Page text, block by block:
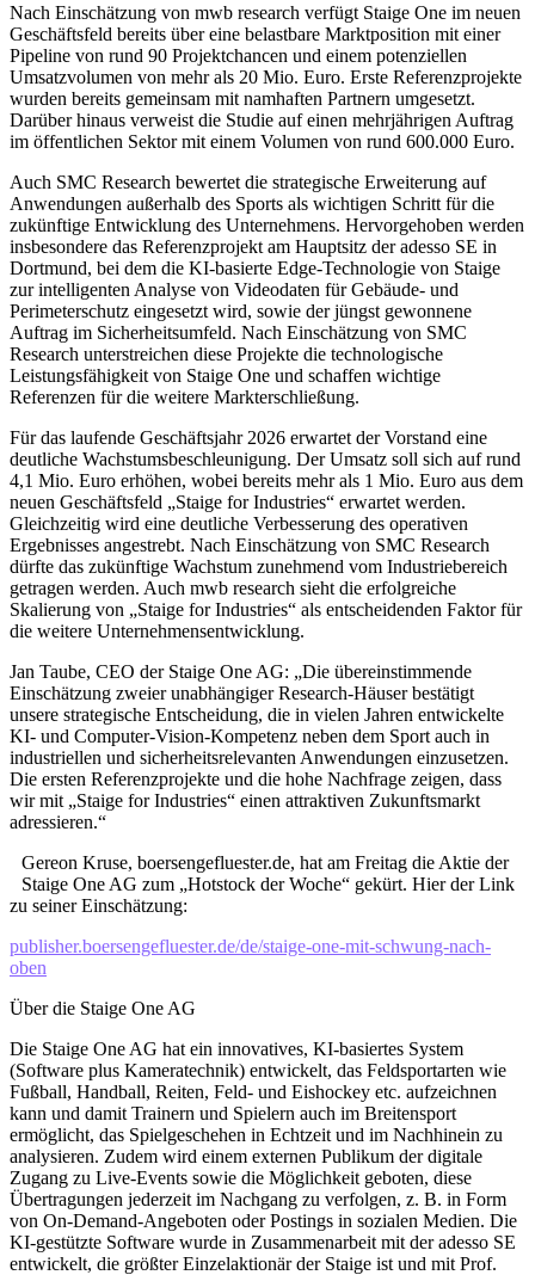
Nach Einschätzung von mwb research verfügt Staige One im neuen
Geschäftsfeld bereits über eine belastbare Marktposition mit einer
Pipeline von rund 90 Projektchancen und einem potenziellen
Umsatzvolumen von mehr als 20 Mio. Euro. Erste Referenzprojekte
wurden bereits gemeinsam mit namhaften Partnern umgesetzt.
Darüber hinaus verweist die Studie auf einen mehrjährigen Auftrag
im öffentlichen Sektor mit einem Volumen von rund 600.000 Euro.
Auch SMC Research bewertet die strategische Erweiterung auf
Anwendungen außerhalb des Sports als wichtigen Schritt für die
zukünftige Entwicklung des Unternehmens. Hervorgehoben werden
insbesondere das Referenzprojekt am Hauptsitz der adesso SE in
Dortmund, bei dem die KI-basierte Edge-Technologie von Staige
zur intelligenten Analyse von Videodaten für Gebäude- und
Perimeterschutz eingesetzt wird, sowie der jüngst gewonnene
Auftrag im Sicherheitsumfeld. Nach Einschätzung von SMC
Research unterstreichen diese Projekte die technologische
Leistungsfähigkeit von Staige One und schaffen wichtige
Referenzen für die weitere Markterschließung.
Für das laufende Geschäftsjahr 2026 erwartet der Vorstand eine
deutliche Wachstumsbeschleunigung. Der Umsatz soll sich auf rund
4,1 Mio. Euro erhöhen, wobei bereits mehr als 1 Mio. Euro aus dem
neuen Geschäftsfeld „Staige for Industries“ erwartet werden.
Gleichzeitig wird eine deutliche Verbesserung des operativen
Ergebnisses angestrebt. Nach Einschätzung von SMC Research
dürfte das zukünftige Wachstum zunehmend vom Industriebereich
getragen werden. Auch mwb research sieht die erfolgreiche
Skalierung von „Staige for Industries“ als entscheidenden Faktor für
die weitere Unternehmensentwicklung.
Jan Taube, CEO der Staige One AG: „Die übereinstimmende
Einschätzung zweier unabhängiger Research-Häuser bestätigt
unsere strategische Entscheidung, die in vielen Jahren entwickelte
KI- und Computer-Vision-Kompetenz neben dem Sport auch in
industriellen und sicherheitsrelevanten Anwendungen einzusetzen.
Die ersten Referenzprojekte und die hohe Nachfrage zeigen, dass
wir mit „Staige for Industries“ einen attraktiven Zukunftsmarkt
adressieren.“
Gereon Kruse, boersengefluester.de, hat am Freitag die Aktie der
Staige One AG zum „Hotstock der Woche“ gekürt. Hier der Link
zu seiner Einschätzung:
publisher.boersengefluester.de/de/staige-one-mit-schwung-nach-
oben
Über die Staige One AG
Die Staige One AG hat ein innovatives, KI-basiertes System
(Software plus Kameratechnik) entwickelt, das Feldsportarten wie
Fußball, Handball, Reiten, Feld- und Eishockey etc. aufzeichnen
kann und damit Trainern und Spielern auch im Breitensport
ermöglicht, das Spielgeschehen in Echtzeit und im Nachhinein zu
analysieren. Zudem wird einem externen Publikum der digitale
Zugang zu Live-Events sowie die Möglichkeit geboten, diese
Übertragungen jederzeit im Nachgang zu verfolgen, z. B. in Form
von On-Demand-Angeboten oder Postings in sozialen Medien. Die
KI-gestützte Software wurde in Zusammenarbeit mit der adesso SE
entwickelt, die größter Einzelaktionär der Staige ist und mit Prof.